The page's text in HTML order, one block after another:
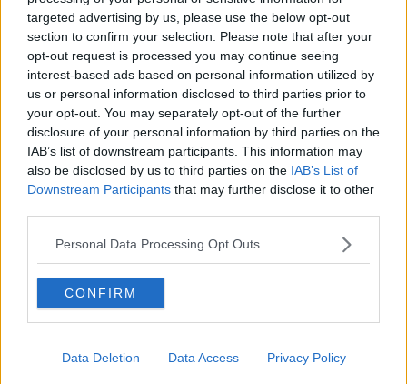
targeted advertising by us, please use the below opt-out
section to confirm your selection. Please note that after your
opt-out request is processed you may continue seeing
interest-based ads based on personal information utilized by
us or personal information disclosed to third parties prior to
your opt-out. You may separately opt-out of the further
disclosure of your personal information by third parties on the
IAB’s list of downstream participants. This information may
also be disclosed by us to third parties on the IAB’s List of
Downstream Participants that may further disclose it to other
Personal Data Processing Opt Outs
CONFIRM
Data Deletion Data Access Privacy Policy
viventi.
Maria Caruso
Se vuoi leggere le notizie principali della Toscana iscriviti alla
Newsletter QUInews - ToscanaMedia.Arriva gratis tutti i giorni
Ti potrebbe interessare anche:
Articoli dal Blog “Parole milonguere” di Maria Caruso
Diario di una tanghera
Sedotti e abbandonati nel tango argentino